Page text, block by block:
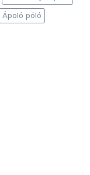
Ápoló póló